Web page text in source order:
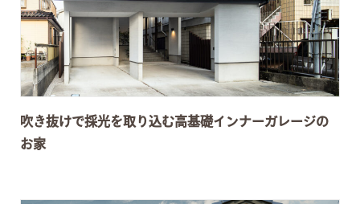
吹き抜けで採光を取り込む高基礎インナーガレージの
お家